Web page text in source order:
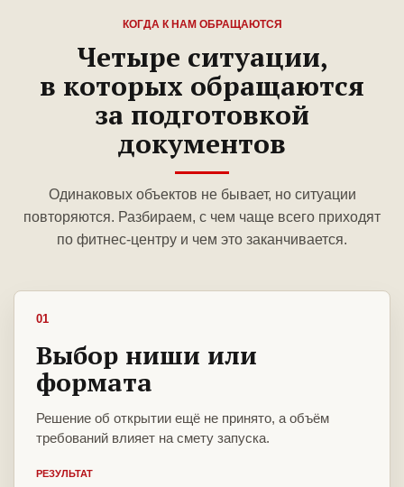
КОГДА К НАМ ОБРАЩАЮТСЯ
Четыре ситуации,
в которых обращаются
за подготовкой
документов
Одинаковых объектов не бывает, но ситуации
повторяются. Разбираем, с чем чаще всего приходят
по фитнес-центру и чем это заканчивается.
01
Выбор ниши или
формата
Решение об открытии ещё не принято, а объём
требований влияет на смету запуска.
РЕЗУЛЬТАТ